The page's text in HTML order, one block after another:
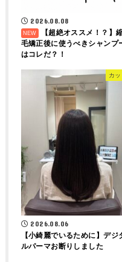
2026.08.08
【超絶オススメ！？】
毛矯正後に使うべきシャンプ
はコレだ？！
カッ
2026.08.06
【小綺麗でいるために】デジ
ルパーマお断りしました